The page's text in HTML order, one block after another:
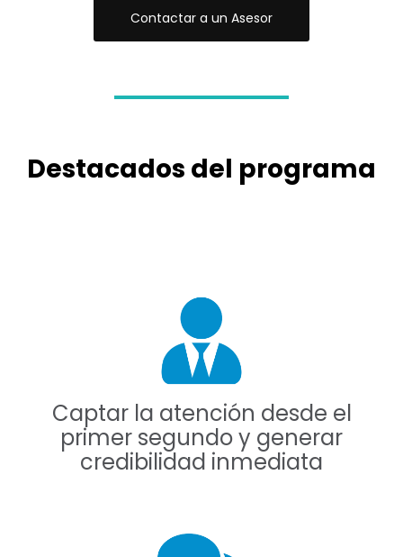
Contactar a un Asesor
Destacados del programa
Captar la atención desde el
primer segundo y generar
credibilidad inmediata